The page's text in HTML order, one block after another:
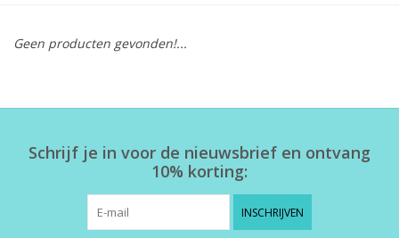
Herensokken
Geen producten gevonden!...
Schrijf je in voor de nieuwsbrief en ontvang
10% korting:
INSCHRIJVEN